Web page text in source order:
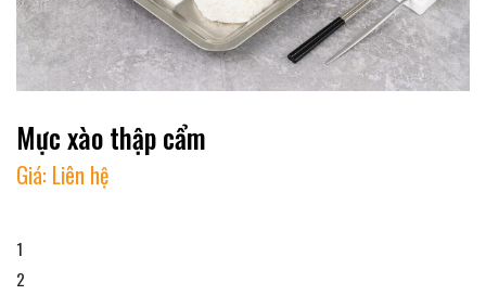
Mực xào thập cẩm
Giá: Liên hệ
1
2